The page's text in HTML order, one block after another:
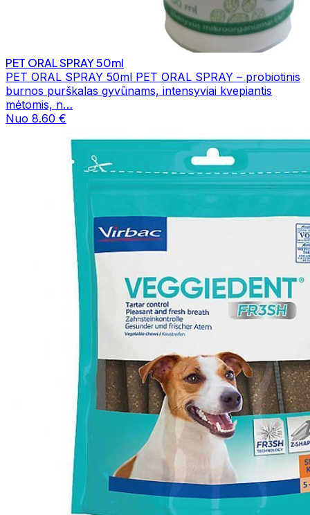
PET ORAL SPRAY 50ml
PET ORAL SPRAY 50ml PET ORAL SPRAY – probiotinis
burnos purškalas gyvūnams, intensyviai kvepiantis
mėtomis, n…
Nuo 8.60 €